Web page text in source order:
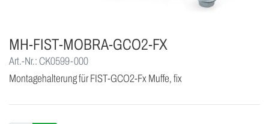
MH-FIST-MOBRA-GCO2-FX
Art.-Nr.: CK0599-000
Montagehalterung für FIST-GCO2-Fx Muffe, fix